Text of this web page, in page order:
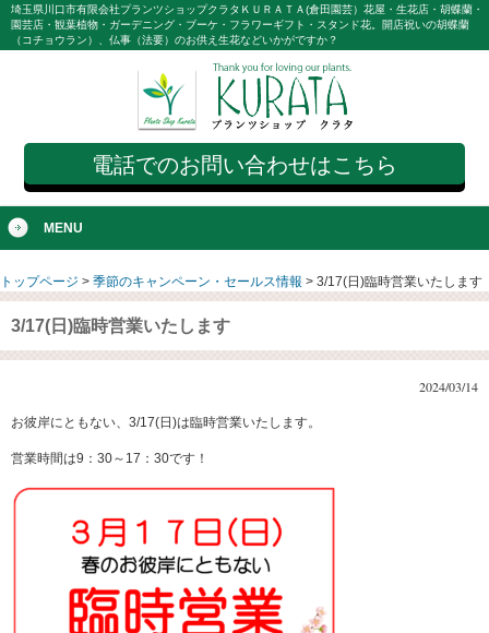
埼玉県川口市有限会社プランツショップクラタＫＵＲＡＴＡ(倉田園芸）花屋・生花店・胡蝶蘭・
園芸店・観葉植物・ガーデニング・ブーケ・フラワーギフト・スタンド花。開店祝いの胡蝶蘭
（コチョウラン）、仏事（法要）のお供え生花などいかがですか？
電話でのお問い合わせはこちら
MENU
トップページ > 季節のキャンペーン・セールス情報 > 3/17(日)臨時営業いたします
3/17(日)臨時営業いたします
2024/03/14
お彼岸にともない、3/17(日)は臨時営業いたします。
営業時間は9：30～17：30です！